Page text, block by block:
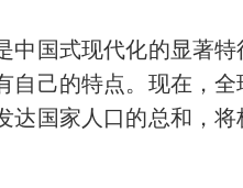
中国式现代化的显著
己的特点。现在，
国家人口的总和，